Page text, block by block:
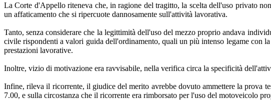
La Corte d'Appello riteneva che, in ragione del tragitto, la scelta dell'uso privato
un affaticamento che si ripercuote dannosamente sull'attività lavorativa.
Tanto, senza considerare che la legittimità dell'uso del mezzo proprio andava
civile rispondenti a valori guida dell'ordinamento, quali un più intenso legame con
prestazioni lavorative.
Inoltre, vizio di motivazione era ravvisabile, nella verifica circa la specificità
Infine, rileva il ricorrente, il giudice del merito avrebbe dovuto ammettere la prova
7.00, e sulla circostanza che il ricorrente era rimborsato per l'uso del motoveicolo